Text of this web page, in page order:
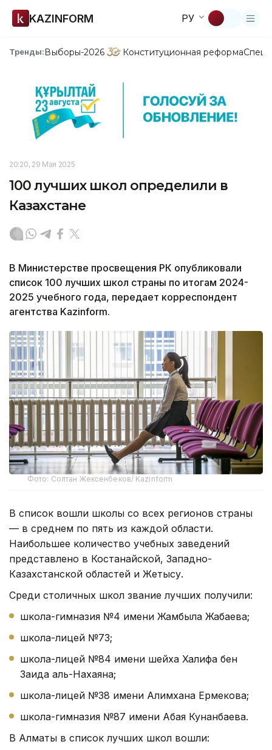
KAZINFORM РУ
Тренды:Выборы-2026 Конституционная реформа
20:20, 29 Мая 2025
100 лучших школ определили в
Казахстане
В Министерстве просвещения РК опубликовали
список 100 лучших школ страны по итогам 2024-
2025 учебного года, передает корреспондент
агентства Kazinform.
Фото: Солтан Жексенбеков/ Kazinform
В список вошли школы со всех регионов страны
— в среднем по пять из каждой области.
Наибольшее количество учебных заведений
представлено в Костанайской, Западно-
Казахстанской областей и Жетысу.
Среди столичных школ звание лучших получили:
школа-гимназия №4 имени Жамбыла Жабаева;
школа-лицей №73;
школа-лицей №84 имени шейха Халифа бен
Заида аль-Нахаяна;
школа-лицей №38 имени Алимхана Ермекова;
школа-гимназия №87 имени Абая Кунанбаева.
В Алматы в список лучших школ вошли: